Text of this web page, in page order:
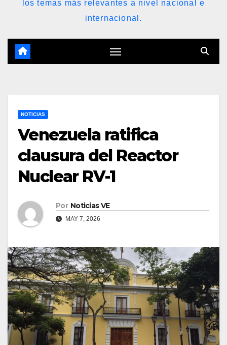
los temas más relevantes a nivel nacional e
internacional.
NOTICIAS
Venezuela ratifica
clausura del Reactor
Nuclear RV-1
Por Noticias VE
MAY 7, 2026